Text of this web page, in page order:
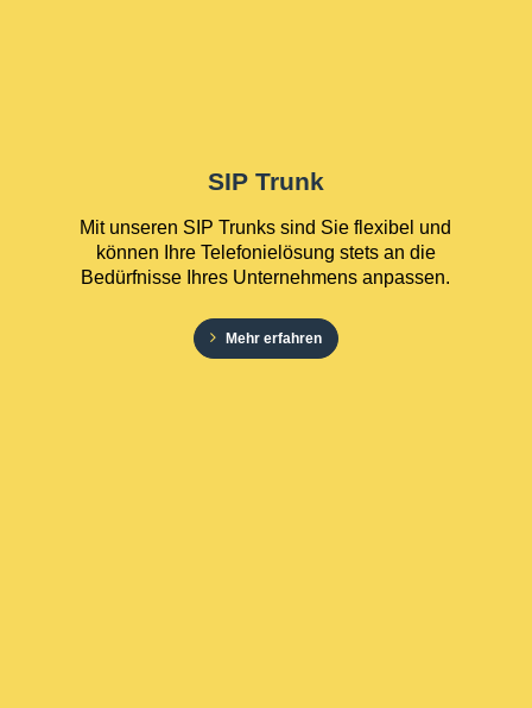
SIP Trunk
Mit unseren SIP Trunks sind Sie flexibel und
können Ihre Telefonielösung stets an die
Bedürfnisse Ihres Unternehmens anpassen.
Mehr erfahren